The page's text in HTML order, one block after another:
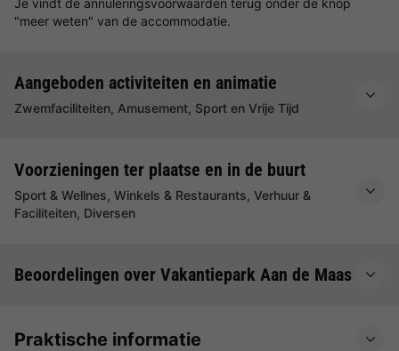
Je vindt de annuleringsvoorwaarden terug onder de knop
"meer weten" van de accommodatie.
Aangeboden activiteiten en animatie
Zwemfaciliteiten, Amusement, Sport en Vrije Tijd
Voorzieningen ter plaatse en in de buurt
Sport & Wellnes, Winkels & Restaurants, Verhuur &
Faciliteiten, Diversen
Beoordelingen over Vakantiepark Aan de Maas
Praktische informatie